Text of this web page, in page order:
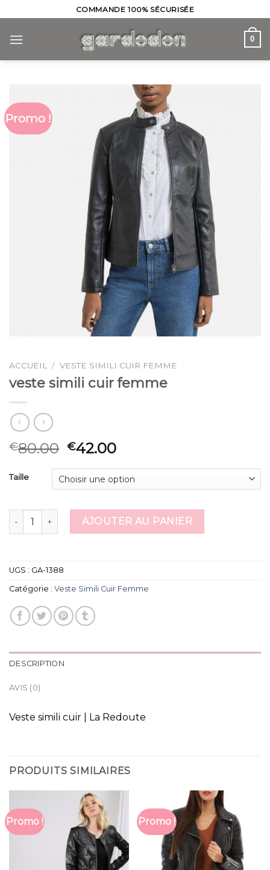
to
content
COMMANDE 100% SÉCURISÉE
0
Promo !
ACCUEIL / VESTE SIMILI CUIR FEMME
veste simili cuir femme
€80.00 €42.00
Taille
quantité de veste simili cuir femme
AJOUTER AU PANIER
UGS : GA-1388
Catégorie : Veste Simili Cuir Femme
DESCRIPTION
AVIS (0)
Veste simili cuir | La Redoute
PRODUITS SIMILAIRES
Promo ! Promo !